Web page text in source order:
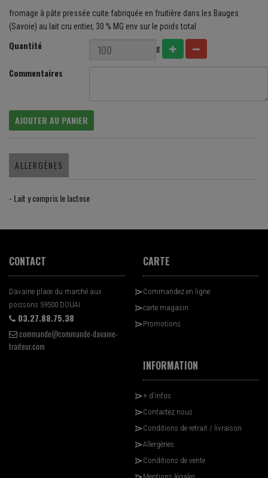
fromage à pâte pressée cuite fabriquée en fruitière dans les Bauges
(Savoie) au lait cru entier, 30 % MG env sur le poids total
Quantité g
Commentaires
AJOUTER AU PANIER
ALLERGÈNES
- Lait y compris le lactose
CONTACT
Davaine place du marché aux
poissons 59500 DOUAI
03.27.88.75.38
commande@commande-davaine-
traiteur.com
CARTE
Commandez en ligne
carte magasin
Promotions
INFORMATION
+ d'infos
Contactez nous
Conditions de retrait / livraison
Allergènes
Conditions de vente